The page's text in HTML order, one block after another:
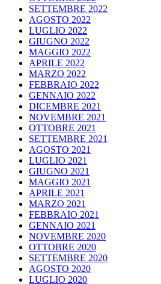
SETTEMBRE 2022
AGOSTO 2022
LUGLIO 2022
GIUGNO 2022
MAGGIO 2022
APRILE 2022
MARZO 2022
FEBBRAIO 2022
GENNAIO 2022
DICEMBRE 2021
NOVEMBRE 2021
OTTOBRE 2021
SETTEMBRE 2021
AGOSTO 2021
LUGLIO 2021
GIUGNO 2021
MAGGIO 2021
APRILE 2021
MARZO 2021
FEBBRAIO 2021
GENNAIO 2021
NOVEMBRE 2020
OTTOBRE 2020
SETTEMBRE 2020
AGOSTO 2020
LUGLIO 2020